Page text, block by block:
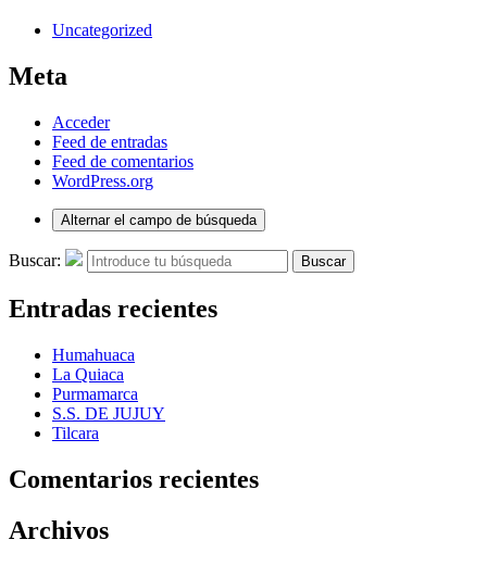
Uncategorized
Meta
Acceder
Feed de entradas
Feed de comentarios
WordPress.org
Alternar el campo de búsqueda
Buscar: Buscar
Entradas recientes
Humahuaca
La Quiaca
Purmamarca
S.S. DE JUJUY
Tilcara
Comentarios recientes
Archivos